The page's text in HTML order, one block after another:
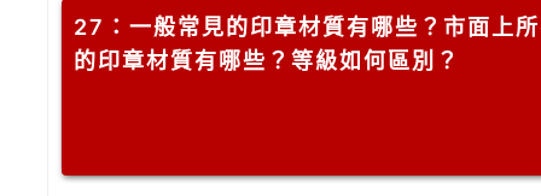
27 ：一般常見的印章材質有哪些？市面上
的印章材質有哪些？等級如何區別？